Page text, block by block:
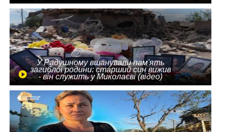
У Радушному вшанували пам'ять
загиблої родини: старший син вижив
- він служить у Миколаєві (відео)